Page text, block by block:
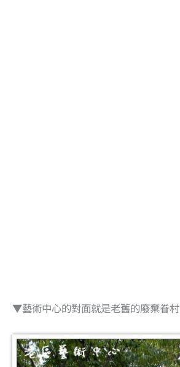
▼藝術中心的對面就是老舊的廢棄眷村